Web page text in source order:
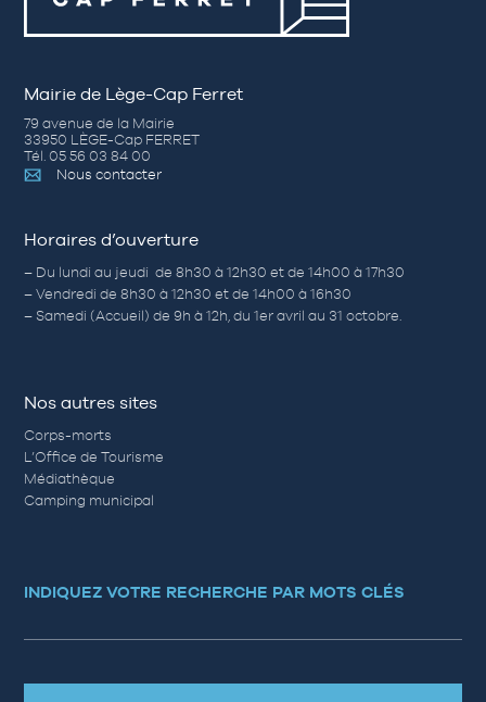
Mairie de Lège-Cap Ferret
79 avenue de la Mairie
33950 LÈGE-Cap FERRET
Tél. 05 56 03 84 00
Nous contacter
Horaires d’ouverture
– Du lundi au jeudi de 8h30 à 12h30 et de 14h00 à 17h30
– Vendredi de 8h30 à 12h30 et de 14h00 à 16h30
– Samedi (Accueil) de 9h à 12h, du 1er avril au 31 octobre.
Nos autres sites
Corps-morts
L’Office de Tourisme
Médiathèque
Camping municipal
INDIQUEZ VOTRE RECHERCHE PAR MOTS CLÉS